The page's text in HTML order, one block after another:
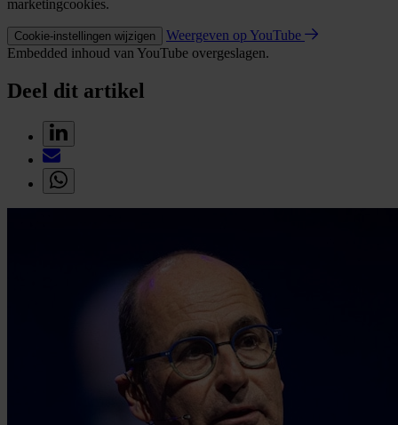
marketingcookies.
Cookie-instellingen wijzigen
Weergeven op YouTube
Embedded inhoud van YouTube overgeslagen.
Deel dit artikel